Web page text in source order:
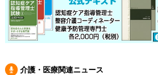
介護・医療関連ニュース